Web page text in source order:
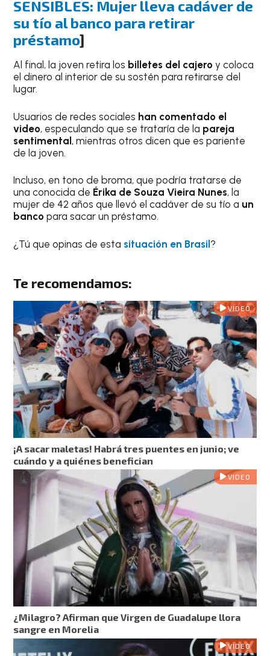
SENSIBLES: Mujer lleva cadáver de
su tío al banco para retirar
préstamo]
Al final, la joven retira los billetes del cajero y coloca
el dinero al interior de su sostén para retirarse del
lugar.
Usuarios de redes sociales han comentado el
video, especulando que se trataría de la pareja
sentimental, mientras otros dicen que es pariente
de la joven.
Incluso, en tono de broma, que podría tratarse de
una conocida de Érika de Souza Vieira Nunes, la
mujer de 42 años que llevó el cadáver de su tío a un
banco para sacar un préstamo.
¿Tú que opinas de esta situación en Brasil?
Te recomendamos:
VIDEO
¡A sacar maletas! Habrá tres puentes en junio; ve
cuándo y a quiénes benefician
VIDEO
¿Milagro? Afirman que Virgen de Guadalupe llora
sangre en Morelia
VIDEO